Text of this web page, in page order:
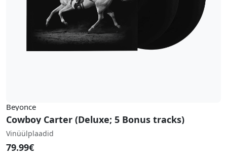
Beyonce
Cowboy Carter (Deluxe; 5 Bonus tracks)
Vinüülplaadid
79.99€